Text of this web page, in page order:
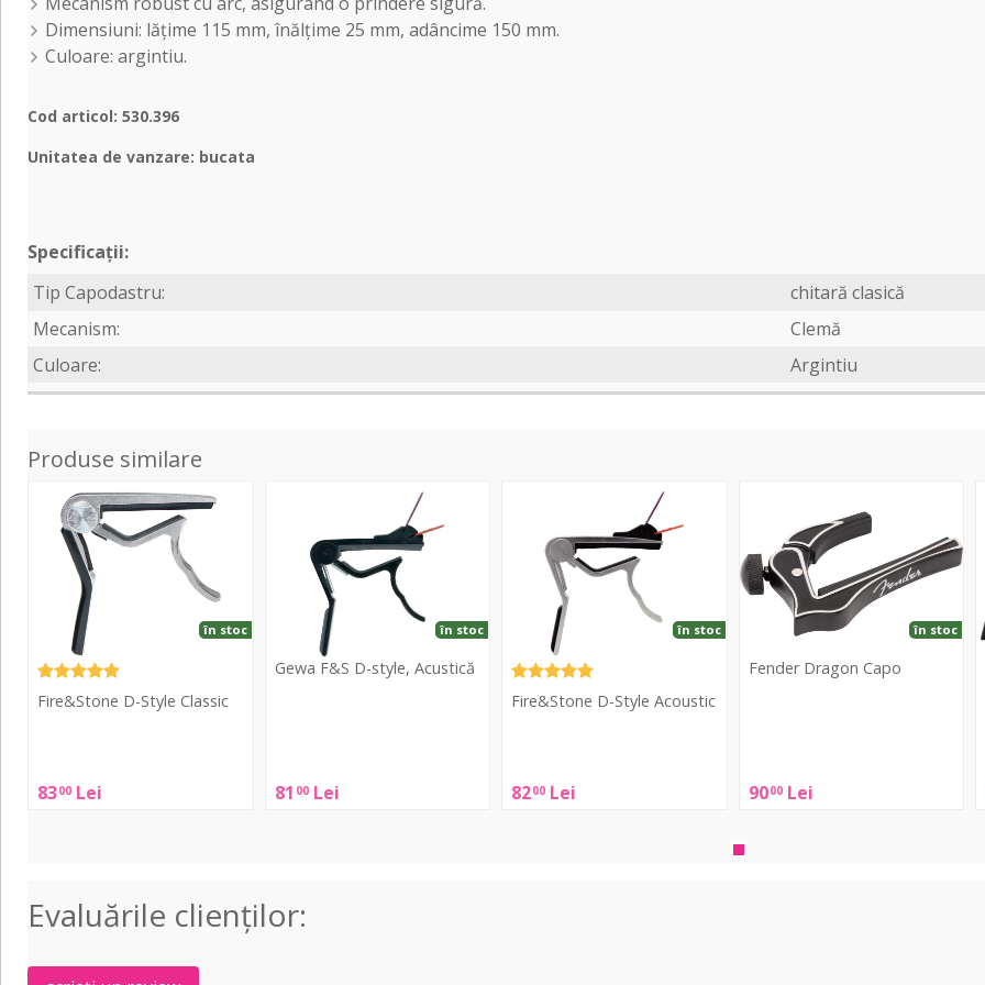
Dimensiuni: lățime 115 mm, înălțime 25 mm, adâncime 150 mm.
Culoare: argintiu.
Cod articol: 530.396
Unitatea de vanzare: bucata
Specificații:
Tip Capodastru:
chitară clasică
Mecanism:
Clemă
Culoare:
Argintiu
Produse similare
Style
Classic
Fire&Stone D-Style Classic
8300 Lei
în stoc
Style
Acustică
Gewa F&S D-style, Acustică
81 00 Lei
în stoc
style,
Acoustic
Fire&Stone D-Style Acoustic
8200 Lei
în stoc
Style
Fender Dragon Capo
9000 Lei
în stoc
Evaluările clienţilor: